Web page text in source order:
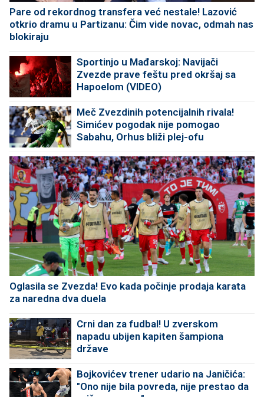
Pare od rekordnog transfera već nestale! Lazović
otkrio dramu u Partizanu: Čim vide novac, odmah nas
blokiraju
Sportinjo u Mađarskoj: Navijači
Zvezde prave feštu pred okršaj sa
Hapoelom (VIDEO)
Meč Zvezdinih potencijalnih rivala!
Simićev pogodak nije pomogao
Sabahu, Orhus bliži plej-ofu
Oglasila se Zvezda! Evo kada počinje prodaja karata
za naredna dva duela
Crni dan za fudbal! U zverskom
napadu ubijen kapiten šampiona
države
Bojkovićev trener udario na Janičića:
"Ono nije bila povreda, nije prestao da